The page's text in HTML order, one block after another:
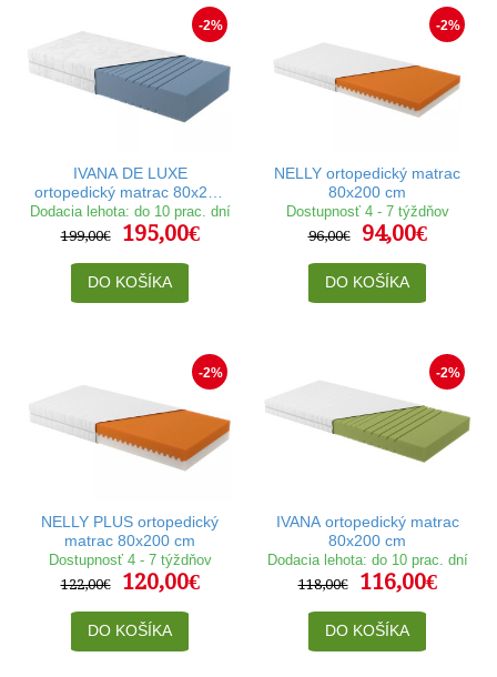
-2%
IVANA DE LUXE
ortopedický matrac 80x200
cm
Dodacia lehota: do 10 prac. dní
199,00€
195,00€
DO KOŠÍKA
-2%
NELLY ortopedický matrac
80x200 cm
Dostupnosť 4 - 7 týždňov
96,00€
94,00€
DO KOŠÍKA
-2%
NELLY PLUS ortopedický
matrac 80x200 cm
Dostupnosť 4 - 7 týždňov
122,00€
120,00€
DO KOŠÍKA
-2%
IVANA ortopedický matrac
80x200 cm
Dodacia lehota: do 10 prac. dní
118,00€
116,00€
DO KOŠÍKA